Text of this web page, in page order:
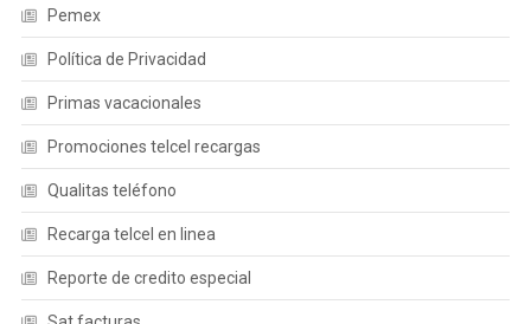
Pemex
Política de Privacidad
Primas vacacionales
Promociones telcel recargas
Qualitas teléfono
Recarga telcel en linea
Reporte de credito especial